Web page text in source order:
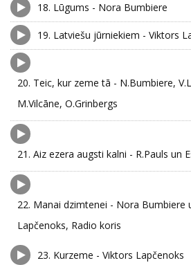
18. Lūgums - Nora Bumbiere
19. Latviešu jūrniekiem - Viktors
20. Teic, kur zeme tā - N.Bumbiere,
M.Vilcāne, O.Grinbergs
21. Aiz ezera augsti kalni - R.Pauls un
22. Manai dzimtenei - Nora Bumbiere
Lapčenoks, Radio koris
23. Kurzeme - Viktors Lapčenoks